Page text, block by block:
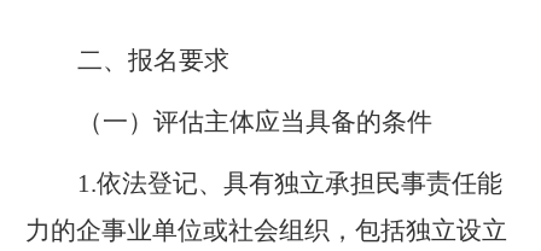
二、报名要求
（一）评估主体应当具备的条件
1.依法登记、具有独立承担民事责任能
力的企事业单位或社会组织，包括独立设立